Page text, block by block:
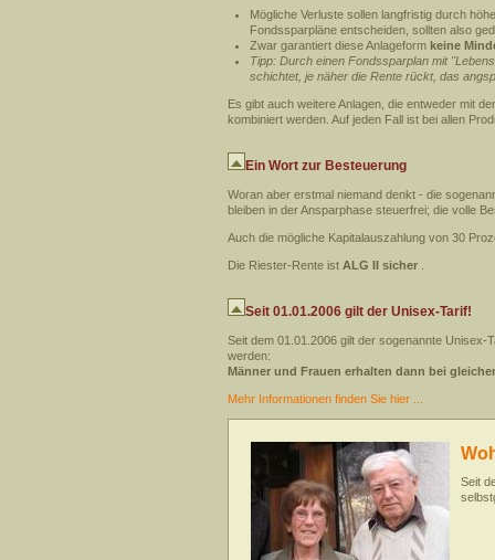
Mögliche Verluste sollen langfristig durch
Fondssparpläne entscheiden, sollten also
Zwar garantiert diese Anlageform keine
Tipp: Durch einen Fondssparplan mit
schichtet, je näher die Rente rückt, das
Es gibt auch weitere Anlagen, die entweder mit
kombiniert werden. Auf jeden Fall ist bei allen
Ein Wort zur Besteuerung
Woran aber erstmal niemand denkt - die
bleiben in der Ansparphase steuerfrei; die volle
Auch die mögliche Kapitalauszahlung von 30
Die Riester-Rente ist ALG II sicher
Seit 01.01.2006 gilt der Unisex-Tarif!
Seit dem 01.01.2006 gilt der sogenannte
werden:
Männer und Frauen erhalten dann bei
Mehr Informationen finden Sie hier ...
Seit